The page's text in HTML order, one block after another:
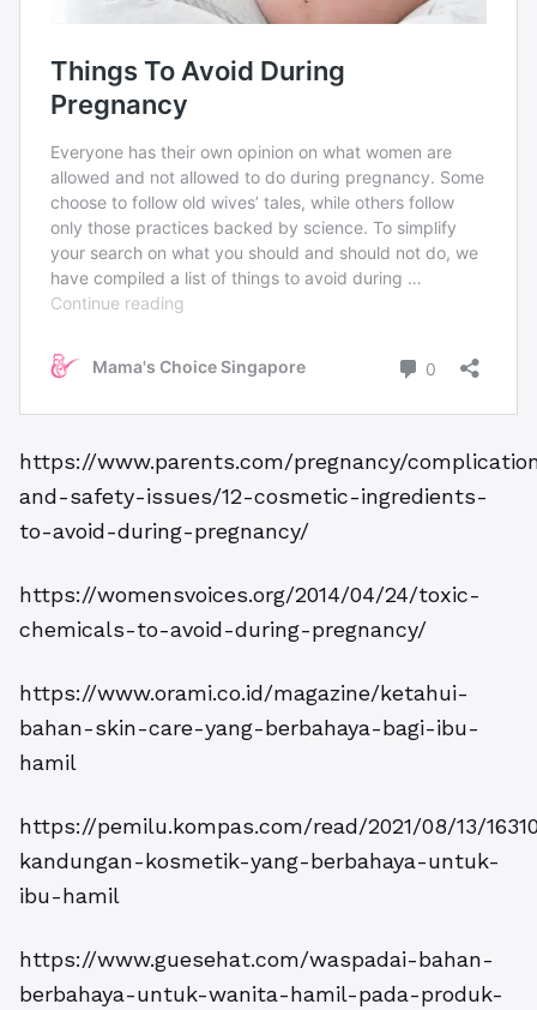
https://www.parents.com/pregnancy/
and-safety-issues/12-cosmetic-ingredients-
to-avoid-during-pregnancy/
https://womensvoices.org/2014/04/24/toxic-
chemicals-to-avoid-during-pregnancy/
https://www.orami.co.id/magazine/ketahui-
bahan-skin-care-yang-berbahaya-bagi-ibu-
hamil
https://pemilu.kompas.com/read/2021/08/13/
kandungan-kosmetik-yang-berbahaya-untuk-
ibu-hamil
https://www.guesehat.com/waspadai-bahan-
berbahaya-untuk-wanita-hamil-pada-produk-